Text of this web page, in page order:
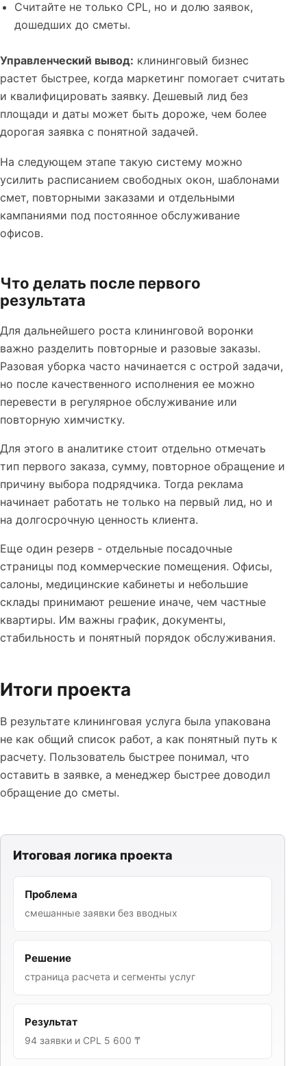
Считайте не только CPL, но и долю заявок,
дошедших до сметы.
Управленческий вывод: клининговый бизнес
растет быстрее, когда маркетинг помогает считать
и квалифицировать заявку. Дешевый лид без
площади и даты может быть дороже, чем более
дорогая заявка с понятной задачей.
На следующем этапе такую систему можно
усилить расписанием свободных окон, шаблонами
смет, повторными заказами и отдельными
кампаниями под постоянное обслуживание
офисов.
Что делать после первого
результата
Для дальнейшего роста клининговой воронки
важно разделить повторные и разовые заказы.
Разовая уборка часто начинается с острой задачи,
но после качественного исполнения ее можно
перевести в регулярное обслуживание или
повторную химчистку.
Для этого в аналитике стоит отдельно отмечать
тип первого заказа, сумму, повторное обращение и
причину выбора подрядчика. Тогда реклама
начинает работать не только на первый лид, но и
на долгосрочную ценность клиента.
Еще один резерв - отдельные посадочные
страницы под коммерческие помещения. Офисы,
салоны, медицинские кабинеты и небольшие
склады принимают решение иначе, чем частные
квартиры. Им важны график, документы,
стабильность и понятный порядок обслуживания.
Итоги проекта
В результате клининговая услуга была упакована
не как общий список работ, а как понятный путь к
расчету. Пользователь быстрее понимал, что
оставить в заявке, а менеджер быстрее доводил
обращение до сметы.
Итоговая логика проекта
Проблема
смешанные заявки без вводных
Решение
страница расчета и сегменты услуг
Результат
94 заявки и CPL 5 600 ₸